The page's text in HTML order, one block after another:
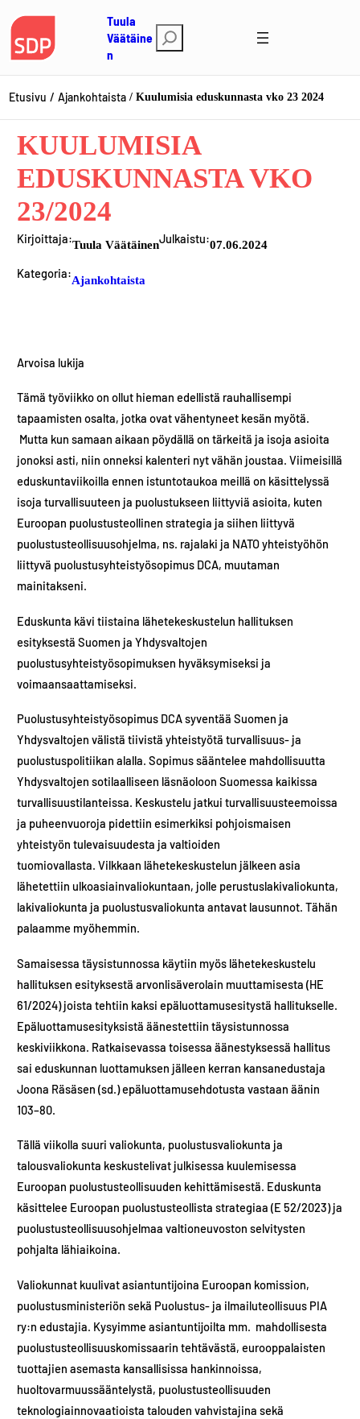
sisältöön
Tuula
Väätäine
n
t
s
i
Etusivu Ajankohtaista Kuulumisia eduskunnasta vko 23 2024
KUULUMISIA
EDUSKUNNASTA VKO
23/2024
Kirjoittaja:Tuula VäätäinenJulkaistu:07.06.2024
Kategoria:Ajankohtaista
Arvoisa lukija
Tämä työviikko on ollut hieman edellistä rauhallisempi
tapaamisten osalta, jotka ovat vähentyneet kesän myötä.
Mutta kun samaan aikaan pöydällä on tärkeitä ja isoja asioita
jonoksi asti, niin onneksi kalenteri nyt vähän joustaa. Viimeisillä
eduskuntaviikoilla ennen istuntotaukoa meillä on käsittelyssä
isoja turvallisuuteen ja puolustukseen liittyviä asioita, kuten
Euroopan puolustusteollinen strategia ja siihen liittyvä
puolustusteollisuusohjelma, ns. rajalaki ja NATO yhteistyöhön
liittyvä puolustusyhteistyösopimus DCA, muutaman
mainitakseni.
Eduskunta kävi tiistaina lähetekeskustelun hallituksen
esityksestä Suomen ja Yhdysvaltojen
puolustusyhteistyösopimuksen hyväksymiseksi ja
voimaansaattamiseksi.
Puolustusyhteistyösopimus DCA syventää Suomen ja
Yhdysvaltojen välistä tiivistä yhteistyötä turvallisuus- ja
puolustuspolitiikan alalla. Sopimus sääntelee mahdollisuutta
Yhdysvaltojen sotilaalliseen läsnäoloon Suomessa kaikissa
turvallisuustilanteissa. Keskustelu jatkui turvallisuusteemoissa
ja puheenvuoroja pidettiin esimerkiksi pohjoismaisen
yhteistyön tulevaisuudesta ja valtioiden
tuomiovallasta. Vilkkaan lähetekeskustelun jälkeen asia
lähetettiin ulkoasiainvaliokuntaan, jolle perustuslakivaliokunta,
lakivaliokunta ja puolustusvaliokunta antavat lausunnot. Tähän
palaamme myöhemmin.
Samaisessa täysistunnossa käytiin myös lähetekeskustelu
hallituksen esityksestä arvonlisäverolain muuttamisesta (HE
61/2024​) joista tehtiin kaksi epäluottamusesitystä hallitukselle.
Epäluottamusesityksistä äänestettiin täysistunnossa
keskiviikkona. Ratkaisevassa​​​​​ toisessa äänestyksessä hallitus
sai eduskunnan luottamuksen jälleen kerran kansanedustaja
Joona Räsäsen (sd.) epäluottamusehdotusta vastaan äänin
103–​80​​.
Tällä viikolla suuri valiokunta, puolustusvaliokunta ja
talousvaliokunta keskustelivat julkisessa kuulemisessa
Euroopan puolustusteollisuuden kehittämisestä. Eduskunta
käsittelee Euroopan puolustusteollista strategiaa (E 52/2023) ja
puolustusteollisuusohjelmaa valtioneuvoston selvitysten
pohjalta lähiaikoina.
Valiokunnat kuulivat asiantuntijoina Euroopan komission,
puolustusministeriön sekä Puolustus- ja ilmailuteollisuus PIA
ry:n edustajia. Kysyimme asiantuntijoilta mm. mahdollisesta
puolustusteollisuuskomissaarin tehtävästä, eurooppalaisten
tuottajien asemasta kansallisissa hankinnoissa,
huoltovarmuussääntelystä, puolustusteollisuuden
teknologiainnovaatioista talouden vahvistajina sekä